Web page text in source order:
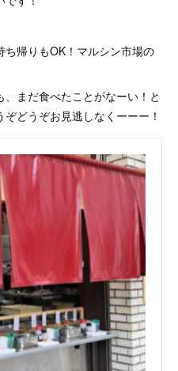
帰りもOK！マルシン市場の
まだ食べたことがなーい！と
どうぞお見逃しなくーーー！